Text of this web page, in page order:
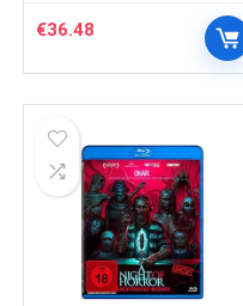
€36.48